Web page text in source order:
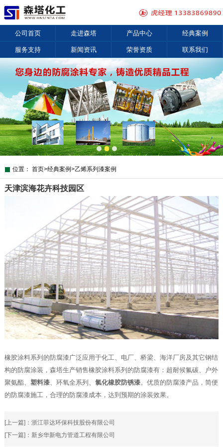
公司首页 走进森塔 产品中心 经典案例
服务支持 新闻资讯 荣誉资质 联系我们
位置： 首页>经典案例>乙烯系列漆案例
天津滨海花卉科技园区
橡胶涂料系列的防腐漆广泛应用于化工、电厂、桥梁、海洋厂房及其它钢结
构的防腐涂装，森塔生产销售橡胶涂料系列的防腐漆有：超耐候氟碳、户外
聚氨酯、 塑料漆、环氧全系列、 氯化橡胶防锈漆。优质的防腐漆产品，简便
的防腐漆施工，合理的防腐漆成本，达到预期的涂装效果。
[上一篇]： 浙江菲达环保科技股份有限公司
[下一篇]： 新乡华新电力管道工程有限公司